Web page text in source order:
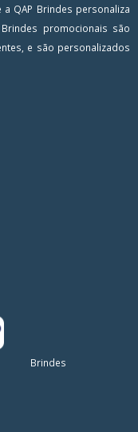
QAP Brindes personaliza
promocionais são
e são personalizados
Brindes